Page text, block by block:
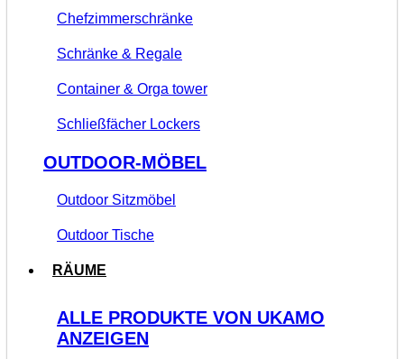
Chefzimmerschränke
Schränke & Regale
Container & Orga tower
Schließfächer Lockers
OUTDOOR-MÖBEL
Outdoor Sitzmöbel
Outdoor Tische
RÄUME
ALLE PRODUKTE VON UKAMO
ANZEIGEN